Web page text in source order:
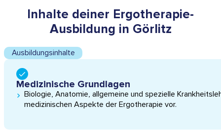
Inhalte deiner Ergotherapie-
Ausbildung in Görlitz
Ausbildungsinhalte
Medizinische Grundlagen
Biologie, Anatomie, allgemeine und spezielle
medizinischen Aspekte der Ergotherapie vor.